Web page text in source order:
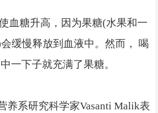
血糖升高，因为果糖(水果和一
缓慢释放到血液中。然而， 喝
一下子就充满了果糖。
养系研究科学家Vasanti Malik表